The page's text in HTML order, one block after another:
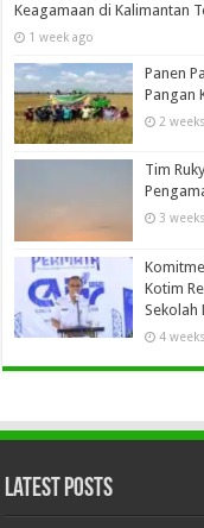
Keagamaan di Kalimantan
1 week ago
Panen
Pangan
2
Tim
3
Kotim
Sekolah
4
Latest Posts